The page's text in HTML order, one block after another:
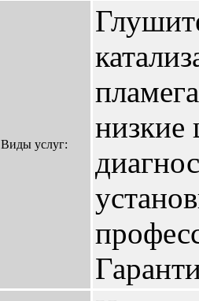
Виды услуг:
низкие